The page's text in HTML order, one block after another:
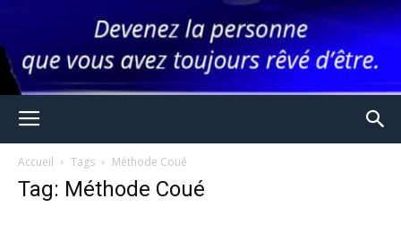
Accueil Tags Méthode Coué
Tag: Méthode Coué